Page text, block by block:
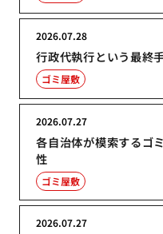
行政代執行という最終
2026.07.28
ゴミ屋敷
各自治体が模索するゴ
性
2026.07.27
ゴミ屋敷
2026.07.27